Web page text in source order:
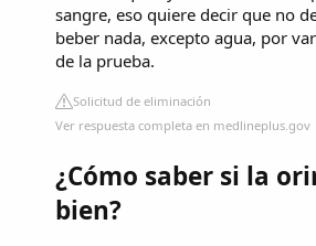
sangre, eso quiere decir que no
beber nada, excepto agua, por
de la prueba.
Solicitud de eliminación
Ver respuesta completa en medlineplus.gov
¿Cómo saber si la
bien?